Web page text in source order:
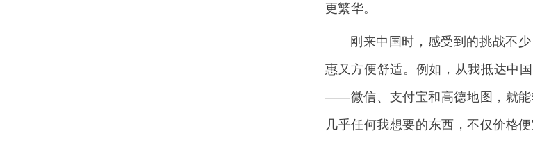
更繁华。
刚来中国时，感受到的挑战不
惠又方便舒适。例如，从我抵达中
——微信、支付宝和高德地图，就能
几乎任何我想要的东西，不仅价格